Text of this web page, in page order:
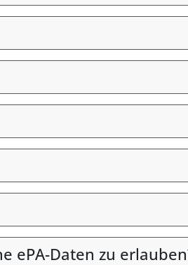
ePA-Daten zu